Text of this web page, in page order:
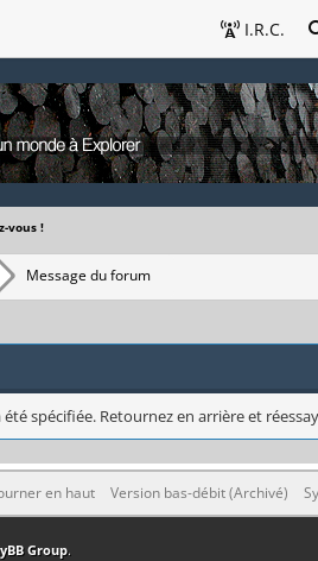
I.R.C.
vous !
Message du forum
spécifiée. Retournez en arrière et
en haut Version bas-débit (Archivé)
Group.